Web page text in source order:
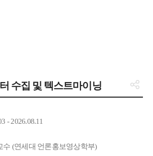
수집 및 텍스트마이닝
- 2026.08.11
수 (연세대 언론홍보영상학부)